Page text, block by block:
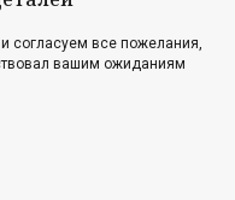
согласуем все пожелания,
вашим ожиданиям